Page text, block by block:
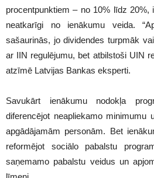
procentpunktiem – no 10% līdz 20%,
neatkarīgi no ienākumu veida.
sašaurinās, jo dividendes turpmāk
ar IIN regulējumu, bet atbilstoši UIN
atzīmē Latvijas Bankas eksperti.
Savukārt ienākumu nodokļa
diferencējot neapliekamo minimumu
apgādājamām personām. Bet
reformējot sociālo pabalstu
saņemamo pabalstu veidus un